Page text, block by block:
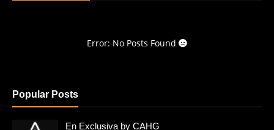
Error: No Posts Found
Popular Posts
En Exclusiva by CAHG